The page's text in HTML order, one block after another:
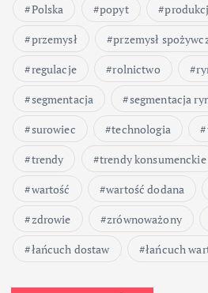
Polska
popyt
przemysł
przemysł
regulacje
rolnictwo
segmentacja
segmentacja
surowiec
technologia
trendy
trendy konsumenckie
wartość
wartość dodana
zdrowie
zrównoważony
łańcuch dostaw
łańcuch